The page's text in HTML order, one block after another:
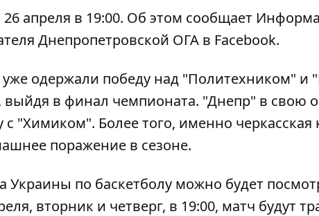
апреля в 19:00. Об этом сообщает
Днепропетровской ОГА в Facebook.
уже одержали победу над "Политехником"
выйдя в финал чемпионата. "Днепр" в свою
"Химиком". Более того, именно
поражение в сезоне.
Украины по баскетболу можно будет
вторник и четверг, в 19:00, матч будут